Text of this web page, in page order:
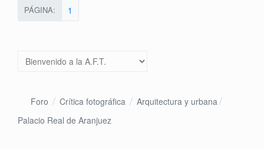
PÁGINA: 1
Foro Crítica fotográfica
Arquitectura y urbana
Palacio Real de Aranjuez